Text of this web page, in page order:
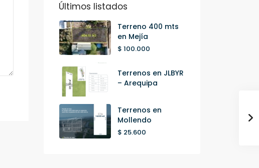
Últimos listados
Terreno 400 mts
en Mejía
$ 100.000
Terrenos en JLBYR
– Arequipa
Terrenos en
Mollendo
$ 25.600